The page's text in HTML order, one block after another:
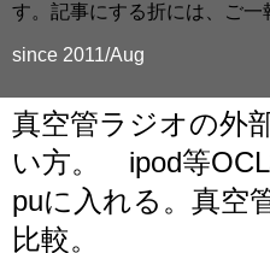
す。記事にする折には、ご一
since 2011/Aug
真空管ラジオの外
い方。 ipod等
puに入れる。真空
比較。